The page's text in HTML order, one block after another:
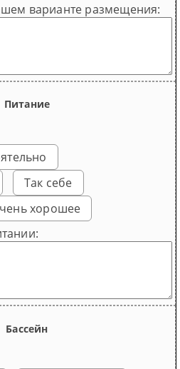
варианте размещения:
Питание
Так себе
хорошее
Бассейн